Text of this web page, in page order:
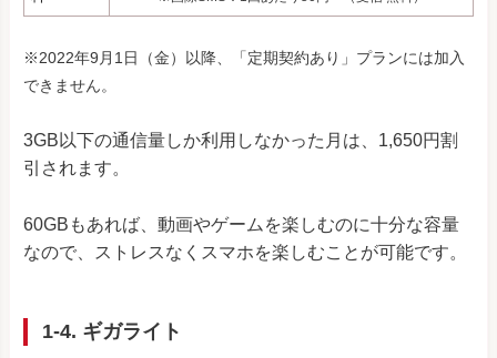
※2022年9月1日（金）以降、「定期契約あり」プランには加入
できません。
3GB以下の通信量しか利用しなかった月は、1,650円割
引されます。
60GBもあれば、動画やゲームを楽しむのに十分な容量
なので、ストレスなくスマホを楽しむことが可能です。
1-4. ギガライト